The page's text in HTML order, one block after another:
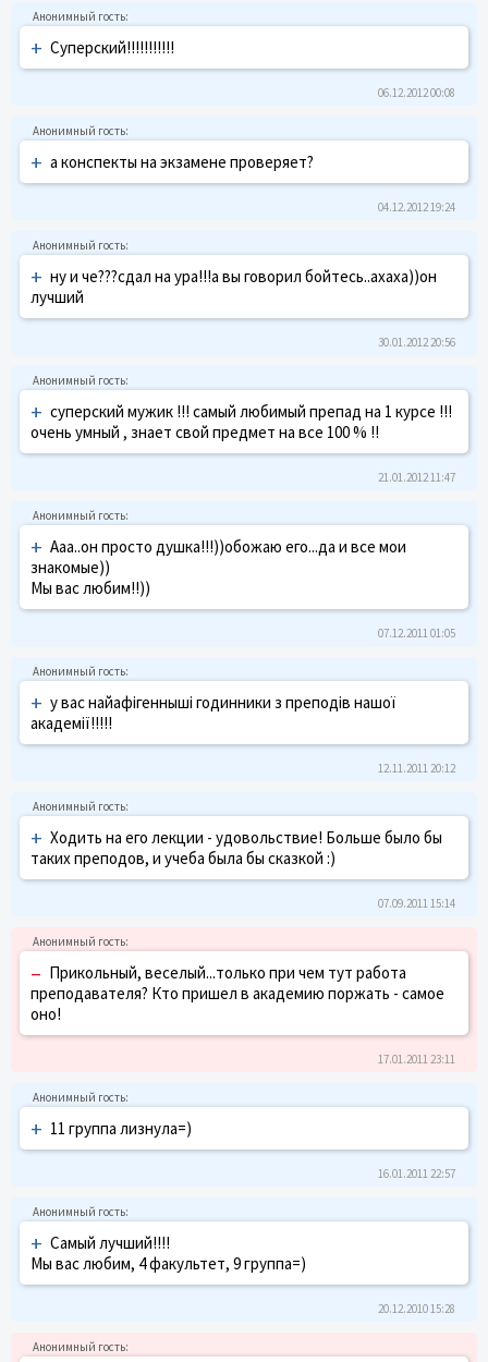
+ Суперский!!!!!!!!!!!
06.12.2012 00:08
+ а конспекты на экзамене проверяет?
04.12.2012 19:24
+ ну и че???сдал на ура!!!а вы говорил бойтесь..ахаха))он
лучший
30.01.2012 20:56
+ суперский мужик !!! самый любимый препад на 1 курсе !!!
очень умный , знает свой предмет на все 100 % !!
21.01.2012 11:47
+ Ааа..он просто душка!!!))обожаю его...да и все мои
знакомые))
Мы вас любим!!))
07.12.2011 01:05
+ у вас найафігенныші годинники з преподів нашої
академії!!!!!
12.11.2011 20:12
+ Ходить на его лекции - удовольствие! Больше было бы
таких преподов, и учеба была бы сказкой :)
07.09.2011 15:14
– Прикольный, веселый...только при чем тут работа
преподавателя? Кто пришел в академию поржать - самое
оно!
17.01.2011 23:11
+ 11 группа лизнула=)
16.01.2011 22:57
+ Самый лучший!!!!
Мы вас любим, 4 факультет, 9 группа=)
20.12.2010 15:28